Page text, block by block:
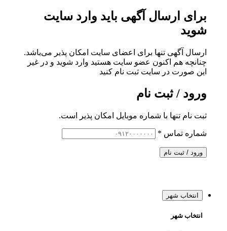
برای ارسال آگهی باید وارد سایت
شوید
ارسال آگهی تنها برای اعضای سایت امکان پذیر می‌باشد.
چنانچه هم‌ اکنون عضو سایت هستید وارد شوید و در غیر
این صورت در سایت ثبت نام کنید
ورود / ثبت نام
ثبت نام تنها با شماره موبایل امکان پذیر است.
شماره تماس *
ورود / ثبت نام
انتخاب شهر
انتخاب شهر